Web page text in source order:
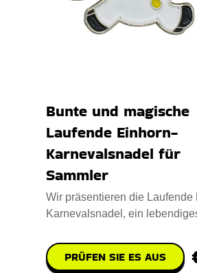
Bunte und magische
Laufende Einhorn-
Karnevalsnadel für
Sammler
Wir präsentieren die Laufende
Karnevalsnadel, ein
PRÜFEN SIE ES AUS